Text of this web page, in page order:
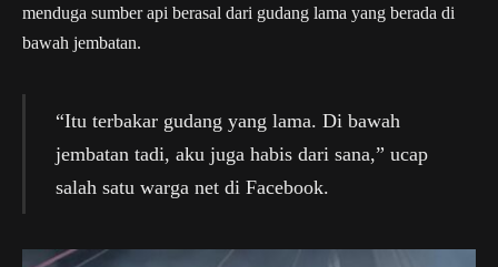
menduga sumber api berasal dari gudang lama yang berada di
bawah jembatan.
“Itu terbakar gudang yang lama. Di bawah
jembatan tadi, aku juga habis dari sana,” ucap
salah satu warga net di Facebook.